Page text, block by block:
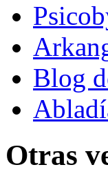
Blog
Otras